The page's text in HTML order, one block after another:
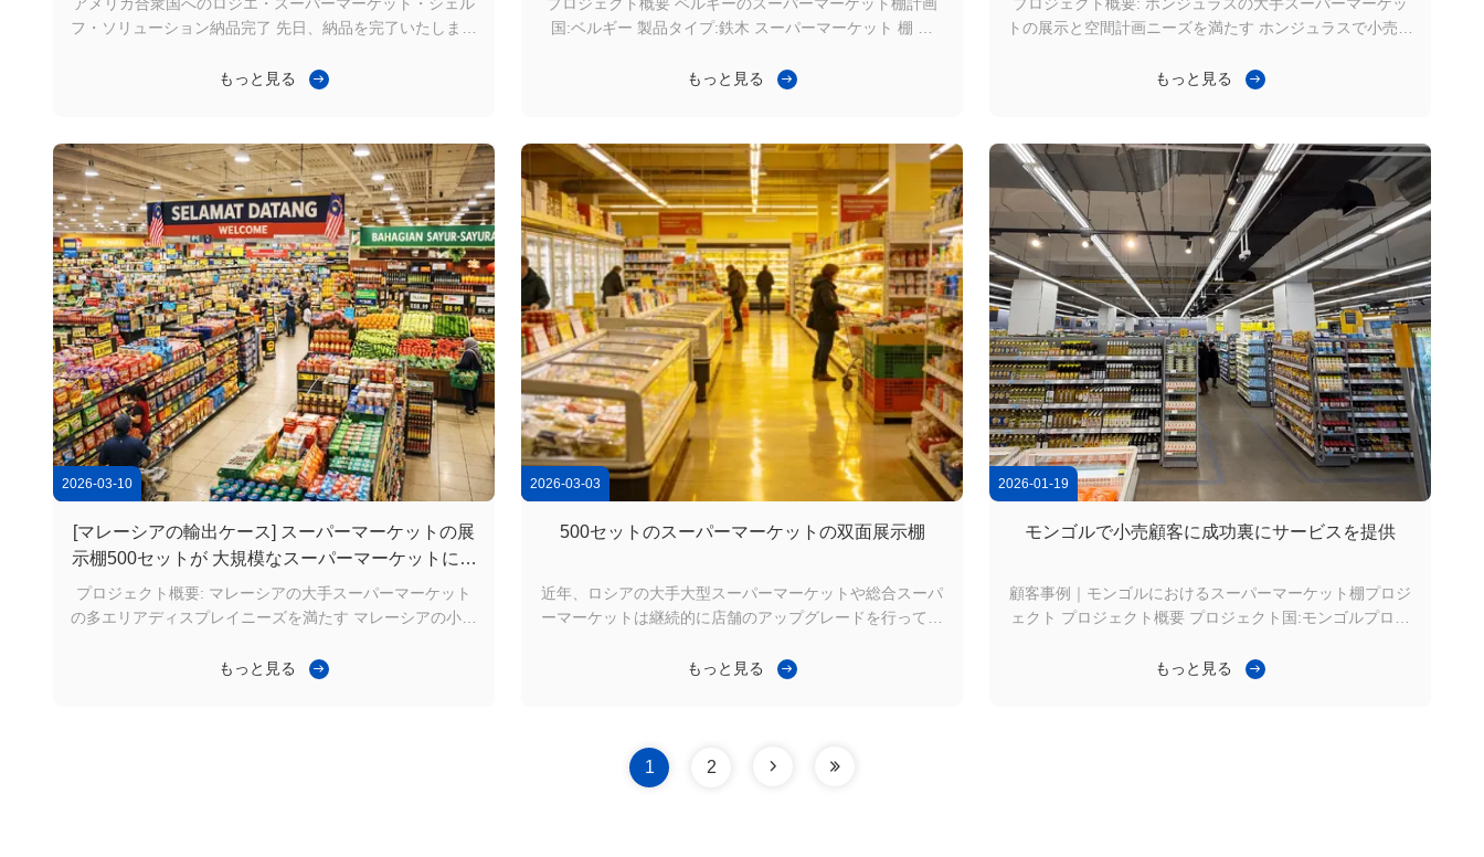
フ・ソリューション納品完了 先日、納品を完了いたしまし
幅1000mm × 奥行800mm × 高さ1500mm、5段で、大規模
ションで使用され、スペースの有効活用と商品陳列の効率
化を図ります。 頻繁な補充に対応する頑丈な構造 陳列容
量を最大化する両面デザイン 明確な商品整理のための5段
構成 お客様の声：「設置が簡単で、構造がしっかりしてお
り、商品の陳列結果も素晴らしいです。今後もアメリカ...
もっと見る
国:ベルギー 製品タイプ:鉄木 スーパーマーケット 棚 総
ジェクトはグローバル スーパーマーケット シェルフ プロ
ーは成熟した小売市場で スーパーマーケットは製品展示の
効率性だけでなく,店舗デザインと顧客体験にも重点を置い
ています 店舗のアップグレードを計画し,現代のスーパー
マーケットの棚システム組み合わせたもの エステティック
デザイン 強い負荷能力 簡単にインストー...
もっと見る
トの展示と空間計画ニーズを満たす ホンジュラスで小売市
型スーパーマーケットと総合型ハイパーマーケットがます
の展示棚の標準化システムを採用している. 最近,大型スー
パーマーケット用のスーパーマーケット展示棚400セット
がホンジュラス市場に成功裏に輸出されました. 単面棚200
セット: 1000mm × 450mm × 1800mm,5層構造 双面棚200
セット: 1000mm × ...
もっと見る
2026-03-10
[マレーシアの輸出ケース] スーパーマーケットの展
示棚500セットが 大規模なスーパーマーケットに成
功しました
プロジェクト概要: マレーシアの大手スーパーマーケット
の多エリアディスプレイニーズを満たす マレーシアの小売
ェーンストアでは,プロのスーパーマーケット展示棚の需要
もっと見る
2026-03-03
500セットのスーパーマーケットの双面展示棚
近年、ロシアの大手大型スーパーマーケットや総合スーパ
ーマーケットは継続的に店舗のアップグレードを行ってお
パーマーケットの陳列棚に対する需要が大幅に増加してい
た。両面スーパーマーケット陳列棚 500セットロシア市場
へ。仕様は1000mm×900mm×1800mmと4層構造、主に大
もっと見る
2026-01-19
モンゴルで小売顧客に成功裏にサービスを提供
顧客事例｜モンゴルにおけるスーパーマーケット棚プロジ
ェクト プロジェクト概要 プロジェクト国:モンゴルプロジ
テゴリ:片面スーパーマーケット棚 / 両面スーパーマーケッ
もっと見る
1 2